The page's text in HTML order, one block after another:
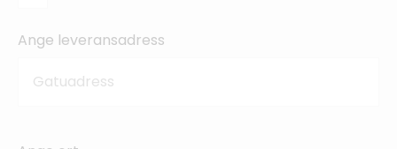
Ange leveransadress